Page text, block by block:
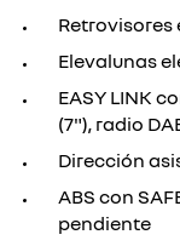
Retrovisores
Elevalunas
EASY LINK
(7"), radio
Dirección
ABS con
pendiente